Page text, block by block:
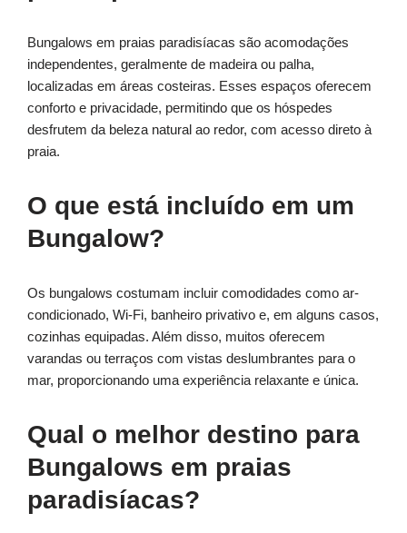
Bungalows em praias paradisíacas são acomodações
independentes, geralmente de madeira ou palha,
localizadas em áreas costeiras. Esses espaços oferecem
conforto e privacidade, permitindo que os hóspedes
desfrutem da beleza natural ao redor, com acesso direto à
praia.
O que está incluído em um
Bungalow?
Os bungalows costumam incluir comodidades como ar-
condicionado, Wi-Fi, banheiro privativo e, em alguns casos,
cozinhas equipadas. Além disso, muitos oferecem
varandas ou terraços com vistas deslumbrantes para o
mar, proporcionando uma experiência relaxante e única.
Qual o melhor destino para
Bungalows em praias
paradisíacas?